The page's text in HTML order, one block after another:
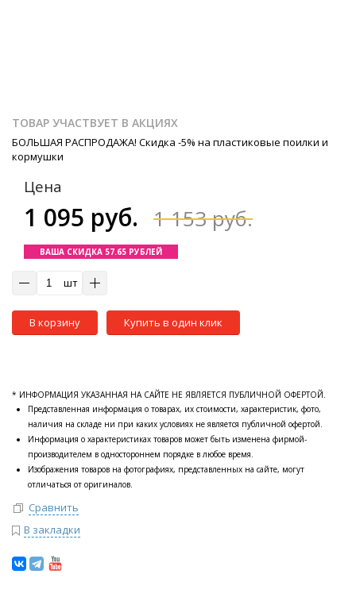
ТОВАР УЧАСТВУЕТ В АКЦИЯХ
БОЛЬШАЯ РАСПРОДАЖА! Скидка -5% на пластиковые поилки и
кормушки
Цена
1 095 руб. 1 153 руб.
ВАША СКИДКА 57.65 РУБЛЕЙ
шт
В корзину Купить в один клик
* ИНФОРМАЦИЯ УКАЗАННАЯ НА САЙТЕ НЕ ЯВЛЯЕТСЯ ПУБЛИЧНОЙ ОФЕРТОЙ.
Представленная информация о товарах, их стоимости, характеристик, фото,
наличия на складе ни при каких условиях не является публичной офертой.
Информация о характеристиках товаров может быть изменена фирмой-
производителем в одностороннем порядке в любое время.
Изображения товаров на фотографиях, представленных на сайте, могут
отличаться от оригиналов.
Сравнить
В закладки